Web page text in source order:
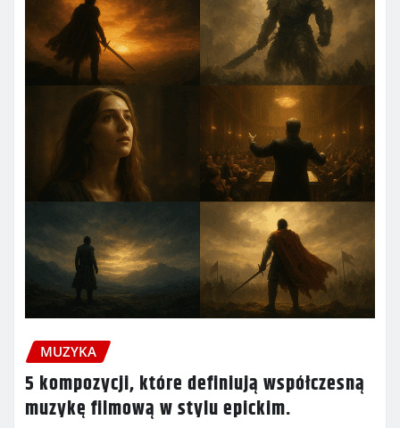
MUZYKA
5 kompozycji, które definiują współczesną
muzykę filmową w stylu epickim.